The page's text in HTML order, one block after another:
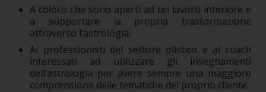
A coloro che sono aperti ad un lavoro interiore e
a supportare la propria trasformazione
attraverso l’astrologia;
Ai professionisti del settore olistico e ai coach
interessati ad utilizzare gli insegnamenti
dell’astrologia per avere sempre una maggiore
comprensione delle tematiche del proprio cliente.